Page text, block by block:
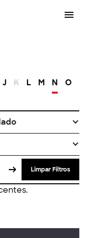
J K L M N O
Limpar Filtros